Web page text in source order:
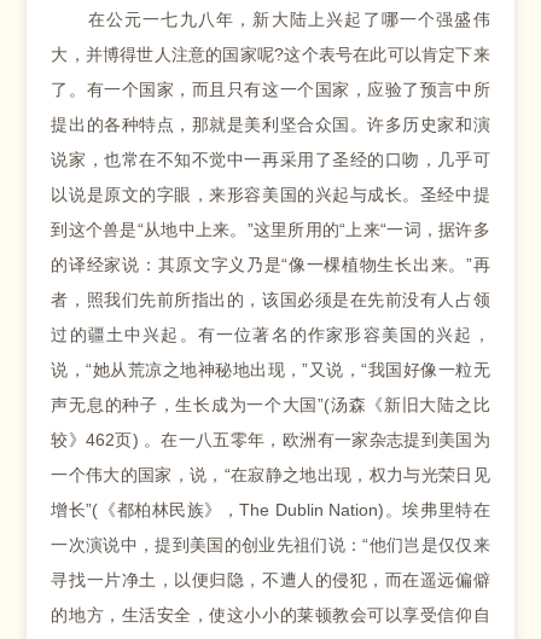
在公元一七九八年，新大陆上兴起了哪一个强盛伟
大，并博得世人注意的国家呢?这个表号在此可以肯定下来
了。有一个国家，而且只有这一个国家，应验了预言中所
提出的各种特点，那就是美利坚合众国。许多历史家和演
说家，也常在不知不觉中一再采用了圣经的口吻，几乎可
以说是原文的字眼，来形容美国的兴起与成长。圣经中提
到这个兽是“从地中上来。”这里所用的“上来“一词，据许多
的译经家说：其原文字义乃是“像一棵植物生长出来。”再
者，照我们先前所指出的，该国必须是在先前没有人占领
过的疆土中兴起。有一位著名的作家形容美国的兴起，
说，“她从荒凉之地神秘地出现，”又说，“我国好像一粒无
声无息的种子，生长成为一个大国”(汤森《新旧大陆之比
较》462页) 。在一八五零年，欧洲有一家杂志提到美国为
一个伟大的国家，说，“在寂静之地出现，权力与光荣日见
增长”(《都柏林民族》，The Dublin Nation)。埃弗里特在
一次演说中，提到美国的创业先祖们说：“他们岂是仅仅来
寻找一片净土，以便归隐，不遭人的侵犯，而在遥远偏僻
的地方，生活安全，使这小小的莱顿教会可以享受信仰自